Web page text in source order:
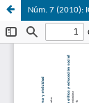
Núm. 7 (2010):